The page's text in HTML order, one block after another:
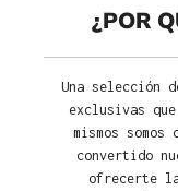
¿POR
Una selección
exclusivas
mismos
convertido
ofrecerte